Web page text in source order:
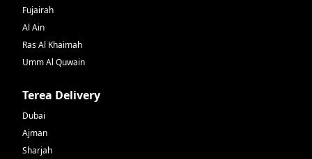
Fujairah
Al Ain
Ras Al Khaimah
Umm Al Quwain
Terea Delivery
Dubai
Ajman
Sharjah